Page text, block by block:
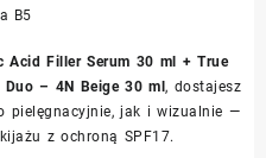
B5
Acid Filler Serum 30 ml + True
Duo – 4N Beige 30 ml, dostajesz
pielęgnacyjnie, jak i wizualnie —
z ochroną SPF17.